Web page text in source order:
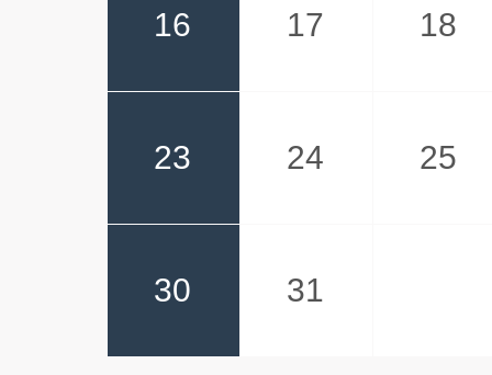
16 17 18
23 24 25
30 31